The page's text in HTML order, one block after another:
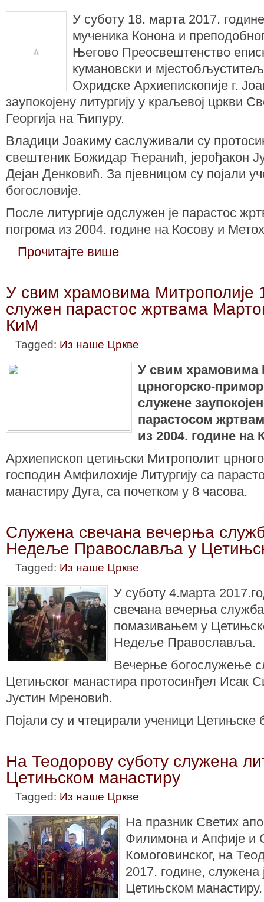
У суботу 18. марта 2017.
мученика Конона и
Његово Преосвештенство
кумановски и
Охридске Архиепископије г.
заупокојену литургију у краљевој цркви
Георгија на Ћипуру.
Владици Јоакиму саслуживали су
свештеник Божидар Ћеранић, јерођакон
Дејан Денковић. За пјевницом су појали
богословије.
После литургије одслужен је парастос
погрома из 2004. године на Косову и
Прочитајте више
У свим храмовима Митрополије
служен парастос жртвама
КиМ
Tagged: Из наше Цркве
У свим храмовима
црногорско-
служене
парастосом
из 2004. године на
Архиепископ цетињски Митрополит
господин Амфилохије Литургију са
манастиру Дуга, са почетком у 8 часова.
Служена свечана вечерња
Недеље Православља у
Tagged: Из наше Цркве
У суботу 4.марта
свечана вечерња
помазивањем у
Недеље Православља.
Вечерње богослужење
Цетињског манастира протосинђел Исак
Јустин Мреновић.
Појали су и чтецирали ученици Цетињске
На Теодорову суботу служена
Цетињском манастиру
Tagged: Из наше Цркве
На празник Светих
Филимона и Апфије и
Комоговинског, на
2017. године, служена
Цетињском манастиру.